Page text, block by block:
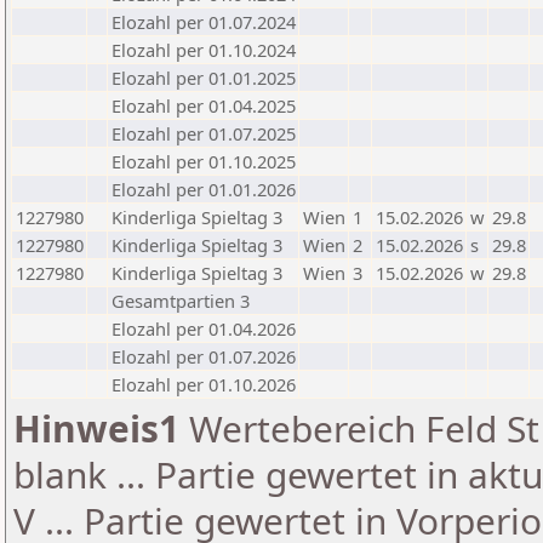
Elozahl per 01.07.2024
Elozahl per 01.10.2024
Elozahl per 01.01.2025
Elozahl per 01.04.2025
Elozahl per 01.07.2025
Elozahl per 01.10.2025
Elozahl per 01.01.2026
1227980
Kinderliga Spieltag 3 Wien 1 15.02.2026 w 29.8
1227980
Kinderliga Spieltag 3 Wien 2 15.02.2026 s 29.8
1227980
Kinderliga Spieltag 3 Wien 3 15.02.2026 w 29.8
Gesamtpartien 3
Elozahl per 01.04.2026
Elozahl per 01.07.2026
Elozahl per 01.10.2026
Hinweis1 Wertebereich Feld
blank ... Partie gewertet in
V ... Partie gewertet in